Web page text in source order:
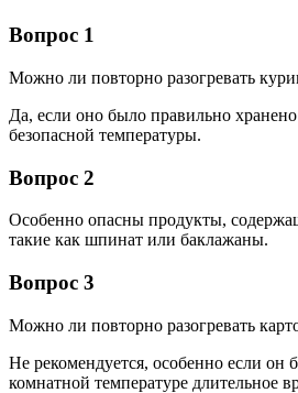
Вопрос 1
Можно ли повторно разогревать
Да, если оно было правильно хранено
безопасной температуры.
Вопрос 2
Особенно опасны продукты,
такие как шпинат или баклажаны.
Вопрос 3
Можно ли повторно разогревать
Не рекомендуется, особенно если он
комнатной температуре длительное